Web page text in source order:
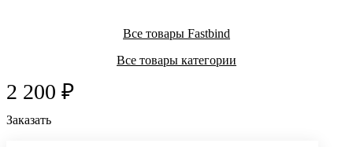
Все товары Fastbind
Все товары категории
2 200 ₽
Заказать